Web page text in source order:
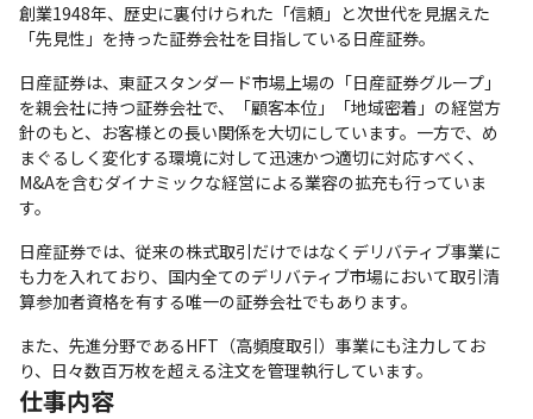
創業1948年、歴史に裏付けられた「信頼」と次世代を見据えた
「先見性」を持った証券会社を目指している日産証券。
日産証券は、東証スタンダード市場上場の「日産証券グループ」
を親会社に持つ証券会社で、「顧客本位」「地域密着」の経営方
針のもと、お客様との長い関係を大切にしています。一方で、め
まぐるしく変化する環境に対して迅速かつ適切に対応すべく、
M&Aを含むダイナミックな経営による業容の拡充も行っていま
す。
日産証券では、従来の株式取引だけではなくデリバティブ事業に
も力を入れており、国内全てのデリバティブ市場において取引清
算参加者資格を有する唯一の証券会社でもあります。
また、先進分野であるHFT（高頻度取引）事業にも注力してお
り、日々数百万枚を超える注文を管理執行しています。
仕事内容